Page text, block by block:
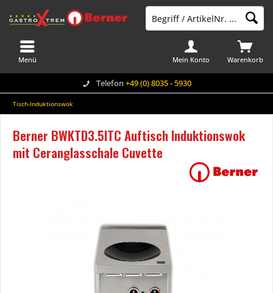
Telefon +49 (0) 8035 - 5930
Warenkorb
Mein Konto
Menü
Tisch-Induktionswok
Berner BWKTD3.5ITC Auftisch Induktionswok
mit Ceranglasschale Cuvette